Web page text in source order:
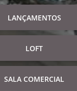
LANÇAMENTOS
LOFT
SALA COMERCIAL